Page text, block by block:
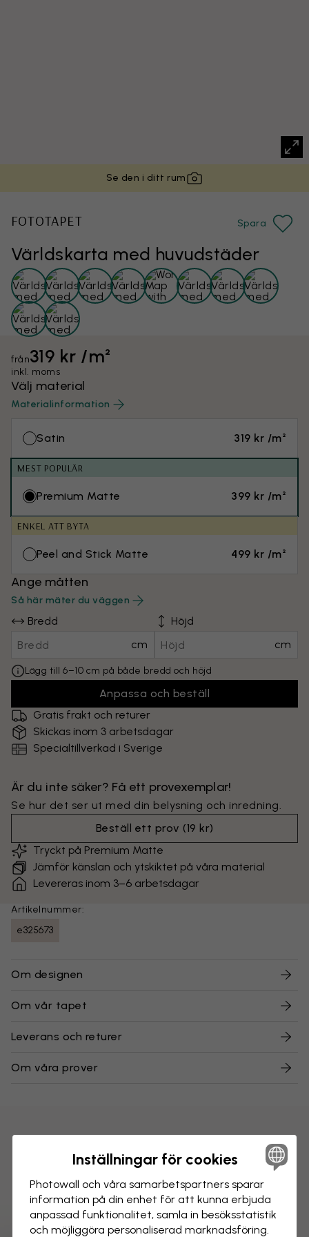
Se den i ditt rum
Världskarta med huvudstäder
FOTOTAPET Spara
från319 kr /m²
inkl. moms
Välj material
Materialinformation
Satin 319 kr /m²
MEST POPULÄR
Premium Matte 399 kr /m²
ENKEL ATT BYTA
Peel and Stick Matte 499 kr /m²
Ange måtten
Så här mäter du väggen
Bredd
cm
Höjd
cm
Lägg till 6–10 cm på både bredd och höjd
Anpassa och beställ
Gratis frakt och returer
Skickas inom 3 arbetsdagar
Specialtillverkad i Sverige
Är du inte säker? Få ett provexemplar!
Se hur det ser ut med din belysning och inredning.
Beställ ett prov (19 kr)
Tryckt på Premium Matte
Jämför känslan och ytskiktet på våra material
Levereras inom 3–6 arbetsdagar
Artikelnummer:
e325673
Om designen
Om vår tapet
Leverans och returer
Om våra prover
Inställningar för cookies
Photowall och våra samarbets­partners sparar
information på din enhet för att kunna erbjuda
anpassad funktionalitet, samla in besöks­statistik
och möjliggöra personaliserad marknads­föring.